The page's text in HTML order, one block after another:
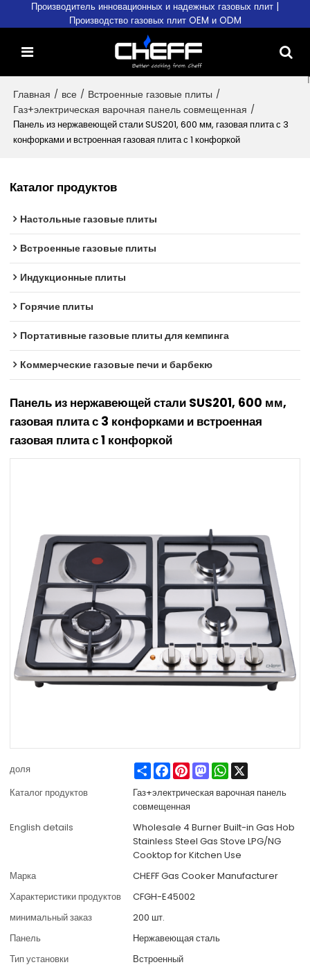
Производитель инновационных и надежных газовых плит |
Производство газовых плит OEM и ODM
Главная / все / Встроенные газовые плиты /
Газ+электрическая варочная панель совмещенная /
Панель из нержавеющей стали SUS201, 600 мм, газовая плита с 3
конфорками и встроенная газовая плита с 1 конфоркой
Каталог продуктов
Настольные газовые плиты
Встроенные газовые плиты
Индукционные плиты
Горячие плиты
Портативные газовые плиты для кемпинга
Коммерческие газовые печи и барбекю
Панель из нержавеющей стали SUS201, 600 мм,
газовая плита с 3 конфорками и встроенная
газовая плита с 1 конфоркой
доля ShareFacebook
PinterestMastodonWhatsApp
Каталог продуктов
Газ+электрическая варочная панель
совмещенная
English details
Wholesale 4 Burner Built-in Gas Hob
Stainless Steel Gas Stove LPG/NG
Cooktop for Kitchen Use
Марка
CHEFF Gas Cooker Manufacturer
Характеристики продуктов
CFGH-E45002
минимальный заказ
200 шт.
Панель
Нержавеющая сталь
Тип установки
Встроенный